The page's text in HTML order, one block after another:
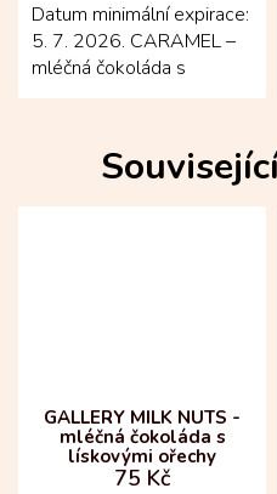
Datum minimální expirace:
5. 7. 2026. CARAMEL –
mléčná čokoláda s
karamelem – jemně
všechny,...
GALLERY MILK NUTS -
mléčná čokoláda s
lískovými ořechy
75 Kč